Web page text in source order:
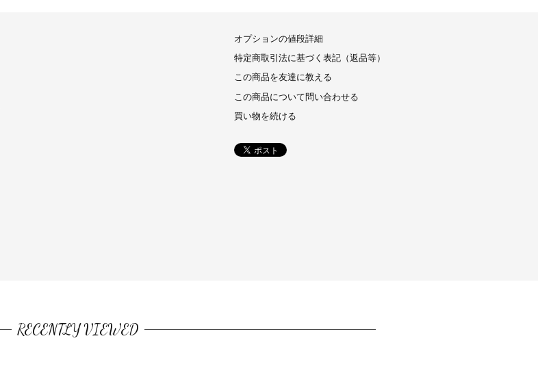
オプションの値段詳細
特定商取引法に基づく表記（返品等）
この商品を友達に教える
この商品について問い合わせる
買い物を続ける
RECENTLY VIEWED